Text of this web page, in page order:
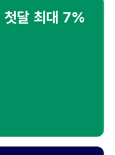
달 최대 7%